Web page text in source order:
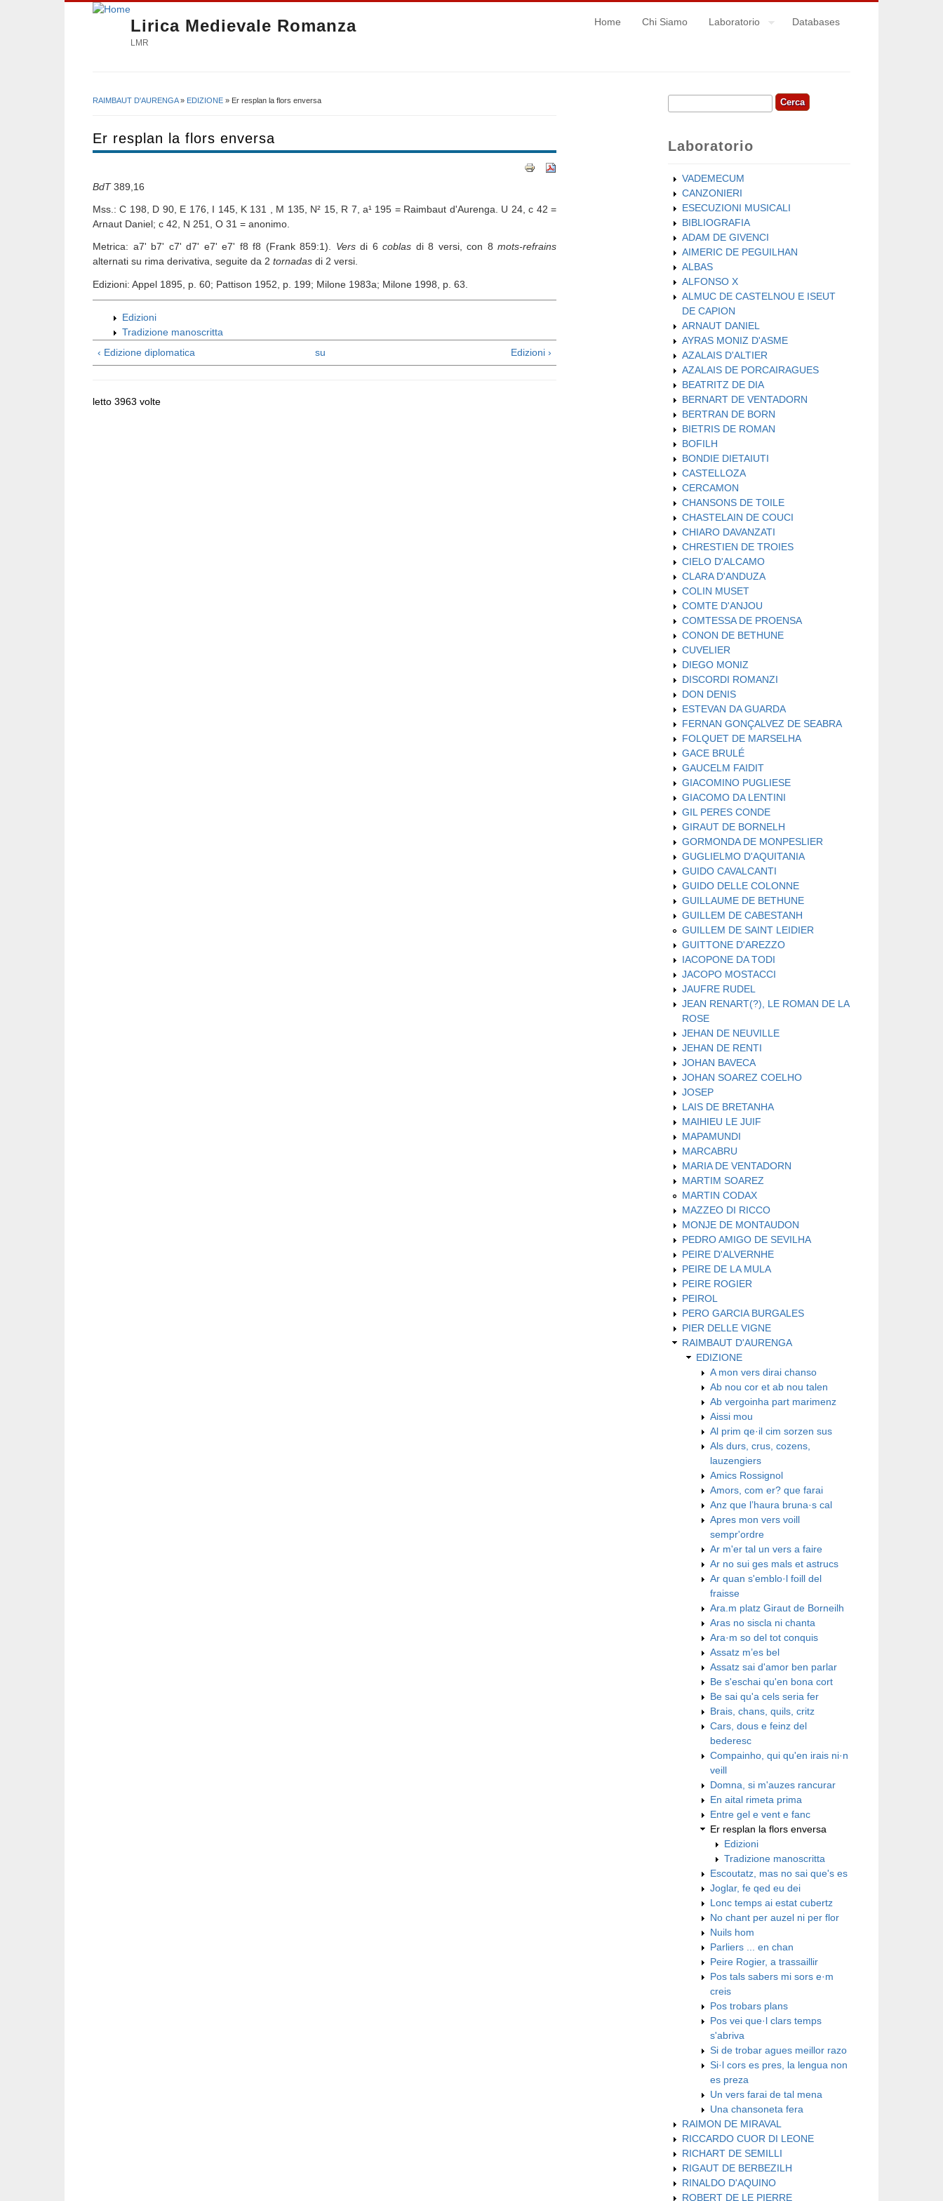
Lirica Medievale Romanza
LMR
Home Chi Siamo Laboratorio Databases
RAIMBAUT D'AURENGA» EDIZIONE » Er resplan la flors enversa
Er resplan la flors enversa
BdT389,16
Mss.: C 198, D 90, E 176, I 145, K 131 , M 135, N² 15, R 7, a¹ 195 = Raimbaut d'Aurenga. U 24, c 42 =
Arnaut Daniel; c 42, N 251, O 31 = anonimo.
Metrica: a7' b7' c7' d7' e7' e7' f8 f8 (Frank 859:1). Versdi 6 coblas di 8 versi, con 8 mots-refrains
alternati su rima derivativa, seguite da 2 tornadas di 2 versi.
Edizioni: Appel 1895, p. 60; Pattison 1952, p. 199; Milone 1983a; Milone 1998, p. 63.
Edizioni
Tradizione manoscritta
‹ Edizione diplomatica
su Edizioni ›
letto 3963 volte
Form di ricerca
Cerca
Laboratorio
VADEMECUM
CANZONIERI
ESECUZIONI MUSICALI
BIBLIOGRAFIA
ADAM DE GIVENCI
AIMERIC DE PEGUILHAN
ALBAS
ALFONSO X
ALMUC DE CASTELNOU E ISEUT
DE CAPION
ARNAUT DANIEL
AYRAS MONIZ D'ASME
AZALAIS D'ALTIER
AZALAIS DE PORCAIRAGUES
BEATRITZ DE DIA
BERNART DE VENTADORN
BERTRAN DE BORN
BIETRIS DE ROMAN
BOFILH
BONDIE DIETAIUTI
CASTELLOZA
CERCAMON
CHANSONS DE TOILE
CHASTELAIN DE COUCI
CHIARO DAVANZATI
CHRESTIEN DE TROIES
CIELO D'ALCAMO
CLARA D'ANDUZA
COLIN MUSET
COMTE D'ANJOU
COMTESSA DE PROENSA
CONON DE BETHUNE
CUVELIER
DIEGO MONIZ
DISCORDI ROMANZI
DON DENIS
ESTEVAN DA GUARDA
FERNAN GONÇALVEZ DE SEABRA
FOLQUET DE MARSELHA
GACE BRULÉ
GAUCELM FAIDIT
GIACOMINO PUGLIESE
GIACOMO DA LENTINI
GIL PERES CONDE
GIRAUT DE BORNELH
GORMONDA DE MONPESLIER
GUGLIELMO D'AQUITANIA
GUIDO CAVALCANTI
GUIDO DELLE COLONNE
GUILLAUME DE BETHUNE
GUILLEM DE CABESTANH
GUILLEM DE SAINT LEIDIER
GUITTONE D'AREZZO
IACOPONE DA TODI
JACOPO MOSTACCI
JAUFRE RUDEL
JEAN RENART(?), LE ROMAN DE LA
ROSE
JEHAN DE NEUVILLE
JEHAN DE RENTI
JOHAN BAVECA
JOHAN SOAREZ COELHO
JOSEP
LAIS DE BRETANHA
MAIHIEU LE JUIF
MAPAMUNDI
MARCABRU
MARIA DE VENTADORN
MARTIM SOAREZ
MARTIN CODAX
MAZZEO DI RICCO
MONJE DE MONTAUDON
PEDRO AMIGO DE SEVILHA
PEIRE D'ALVERNHE
PEIRE DE LA MULA
PEIRE ROGIER
PEIROL
PERO GARCIA BURGALES
PIER DELLE VIGNE
RAIMBAUT D'AURENGA
EDIZIONE
A mon vers dirai chanso
Ab nou cor et ab nou talen
Ab vergoinha part marimenz
Aissi mou
Al prim qe·il cim sorzen sus
Als durs, crus, cozens,
lauzengiers
Amics Rossignol
Amors, com er? que farai
Anz que l’haura bruna·s cal
Apres mon vers voill
sempr'ordre
Ar m'er tal un vers a faire
Ar no sui ges mals et astrucs
Ar quan s'emblo·l foill del
fraisse
Ara.m platz Giraut de Borneilh
Aras no siscla ni chanta
Ara·m so del tot conquis
Assatz m’es bel
Assatz sai d'amor ben parlar
Be s'eschai qu'en bona cort
Be sai qu'a cels seria fer
Brais, chans, quils, critz
Cars, dous e feinz del
bederesc
Compainho, qui qu'en irais ni·n
veill
Domna, si m'auzes rancurar
En aital rimeta prima
Entre gel e vent e fanc
Er resplan la flors enversa
Edizioni
Tradizione manoscritta
Escoutatz, mas no sai que's es
Joglar, fe qed eu dei
Lonc temps ai estat cubertz
No chant per auzel ni per flor
Nuils hom
Parliers ... en chan
Peire Rogier, a trassaillir
Pos tals sabers mi sors e·m
creis
Pos trobars plans
Pos vei que·l clars temps
s'abriva
Si de trobar agues meillor razo
Si·l cors es pres, la lengua non
es preza
Un vers farai de tal mena
Una chansoneta fera
RAIMON DE MIRAVAL
RICCARDO CUOR DI LEONE
RICHART DE SEMILLI
RIGAUT DE BERBEZILH
RINALDO D'AQUINO
ROBERT DE LE PIERRE